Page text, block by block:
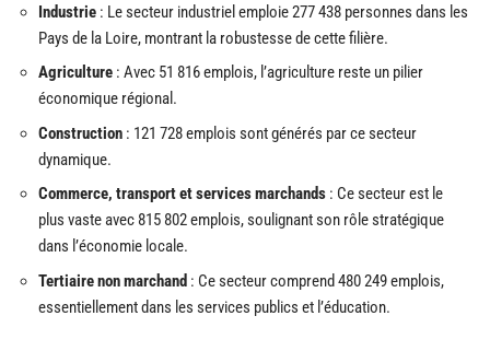
Industrie : Le secteur industriel emploie 277 438 personnes dans les
Pays de la Loire, montrant la robustesse de cette filière.
Agriculture : Avec 51 816 emplois, l’agriculture reste un pilier
économique régional.
Construction : 121 728 emplois sont générés par ce secteur
dynamique.
Commerce, transport et services marchands : Ce secteur est le
plus vaste avec 815 802 emplois, soulignant son rôle stratégique
dans l’économie locale.
Tertiaire non marchand : Ce secteur comprend 480 249 emplois,
essentiellement dans les services publics et l’éducation.